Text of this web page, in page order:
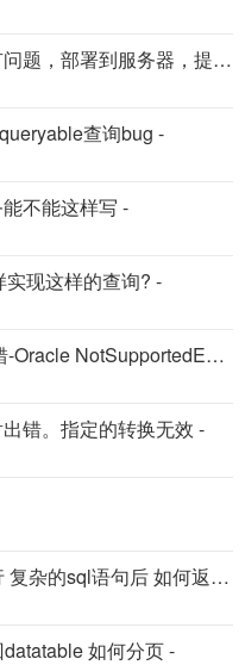
[SqlSugar] 本地连接没有问题，部署到服务器，提示 ORA-12541: TNS: 无监听程序，能否不使用oracle.managed -
查询bug -
不能这样写 -
现这样的查询? -
[SqlSugar] 日期比对 报错-Oracle NotSupportedException DateIsSameDay -
错。指定的转换无效 -
[SqlSugar] sqlsugar 执行 复杂的sql语句后 如何返回list集合 -
如何分页 -